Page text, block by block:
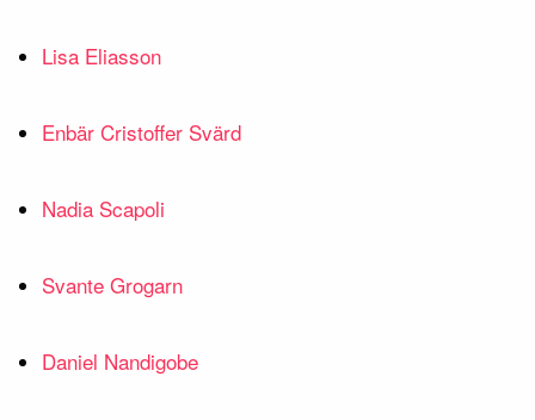
Lisa Eliasson
Enbär Cristoffer Svärd
Nadia Scapoli
Svante Grogarn
Daniel Nandigobe